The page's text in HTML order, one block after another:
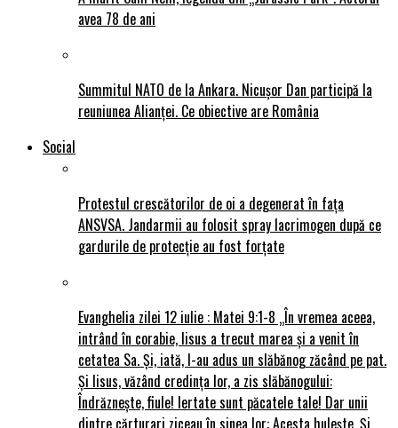
avea 78 de ani
Summitul NATO de la Ankara. Nicușor Dan participă la
reuniunea Alianței. Ce obiective are România
Social
Protestul crescătorilor de oi a degenerat în fața
ANSVSA. Jandarmii au folosit spray lacrimogen după ce
gardurile de protecție au fost forțate
Evanghelia zilei 12 iulie : Matei 9:1-8 „În vremea aceea,
intrând în corabie, Iisus a trecut marea și a venit în
cetatea Sa. Și, iată, I-au adus un slăbănog zăcând pe pat.
Și Iisus, văzând credința lor, a zis slăbănogului:
Îndrăznește, fiule! Iertate sunt păcatele tale! Dar unii
dintre cărturari ziceau în sinea lor: Acesta hulește. Și